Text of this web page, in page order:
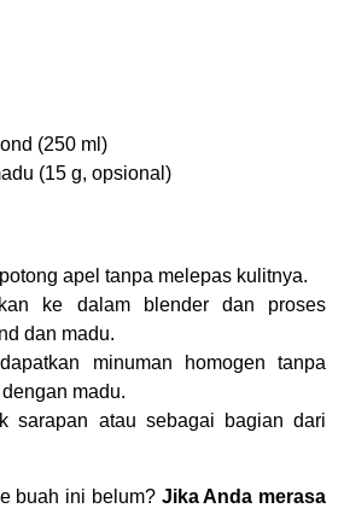
(250 ml)
(15 g, opsional)
apel tanpa melepas kulitnya.
ke dalam blender dan proses
dan madu.
minuman homogen tanpa
madu.
sarapan atau sebagai bagian dari
buah ini belum? Jika Anda merasa